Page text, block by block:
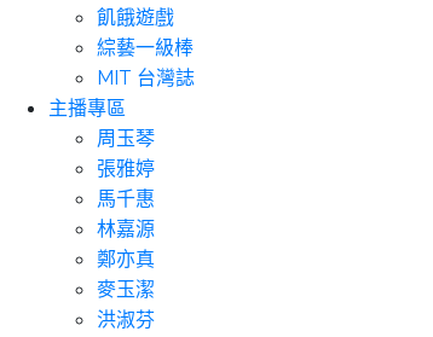
飢餓遊戲
綜藝一級棒
MIT 台灣誌
主播專區
周玉琴
張雅婷
馬千惠
林嘉源
鄭亦真
麥玉潔
洪淑芬